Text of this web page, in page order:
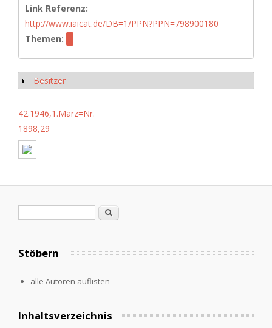
Link Referenz:
http://www.iaicat.de/DB=1/PPN?PPN=798900180
Themen:
Anzeigen
Besitzer
42.1946,1.März=Nr.
1898,29
Suche
Stöbern
alle Autoren auflisten
Inhaltsverzeichnis